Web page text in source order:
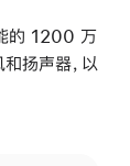
的 1200 万
扬声器，以